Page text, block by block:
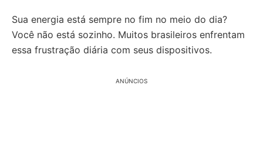
Sua energia está sempre no fim no meio do dia?
Você não está sozinho. Muitos brasileiros enfrentam
essa frustração diária com seus dispositivos.
ANÚNCIOS